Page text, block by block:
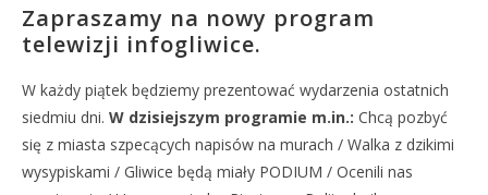
Zapraszamy na nowy program
telewizji infogliwice.
W każdy piątek będziemy prezentować wydarzenia ostatnich
siedmiu dni. W dzisiejszym programie m.in.: Chcą pozbyć
się z miasta szpecących napisów na murach / Walka z dzikimi
wysypiskami / Gliwice będą miały PODIUM / Ocenili nas